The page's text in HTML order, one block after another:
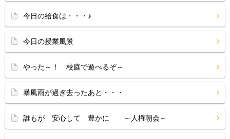
今日の給食は・・・♪
今日の授業風景
やった～！ 校庭で遊べるぞ～
暴風雨が過ぎ去ったあと・・・
誰もが 安心して 豊かに ～人権朝会～